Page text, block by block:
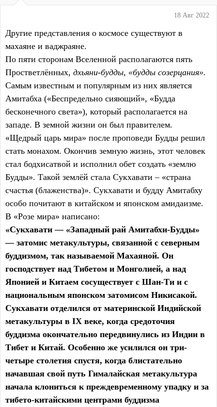
18 Авг 2022
Другие представления о космосе существуют в
махаяне и ваджраяне.
По пяти сторонам Вселенной располагаются пять
Простветлённых, дхьяни-будды, «будды созерцания».
Самым известным и популярным из них является
Амитабха («Беспредельно сияющий», «Будда
бесконечного света»), который располагается на
западе. В земной жизни он был правителем.
«Щедрый царь мира» после проповеди Будды решил
стать монахом. Окончив земную жизнь, этот человек
стал бодхисатвой и исполнил обет создать «землю
Будды». Такой землёй стала Сукхавати – «страна
счастья (блаженства)». Сукхавати и будду Амитабху
особо почитают в китайском и японском амидаизме.
В «Розе мира» написано:
«Сукхавати — «Западный рай Амитабхи-Будды»
— затомис метакультуры, связанной с северным
буддизмом, так называемой Махаяной. Он
господствует над Тибетом и Монголией, а над
Японией и Китаем сосуществует с Шан-Ти и с
национальным японском затомисом Никисакой.
Сукхавати отделился от материнской Индийской
метакультуры в IX веке, когда средоточия
буддизма окончательно передвинулись из Индии в
Тибет и Китай. Особенно же усилился он три-
четыре столетия спустя, когда блистательно
начавшая свой путь Гималайская метакультура
начала клониться к преждевременному упадку и за
тибето-китайскими центрами буддизма